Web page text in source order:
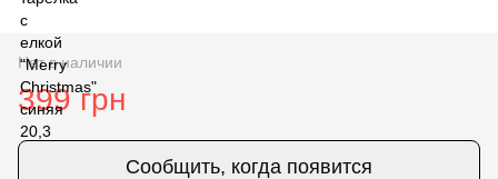
Нет в наличии
399 грн
Сообщить, когда появится